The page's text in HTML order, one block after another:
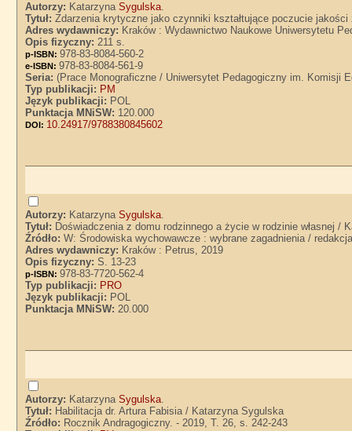
Autorzy: KatarzynaSygulska.
Tytuł:Zdarzenia krytyczne jako czynniki kształtujące poczucie
Adres wydawniczy: Kraków : Wydawnictwo Naukowe Uniwersytetu
Opis fizyczny:211 s.
p-ISBN:978-83-8084-560-2
e-ISBN:978-83-8084-561-9
Seria:(Prace Monograficzne / Uniwersytet Pedagogiczny im. Komisji
Typ publikacji: PM
Język publikacji: POL
Punktacja MNiSW: 120.000
DOI: 10.24917/9788380845602
Autorzy: KatarzynaSygulska.
Tytuł: Doświadczenia z domu rodzinnego a życie w rodzinie własnej /
Źródło:W: Środowiska wychowawcze : wybrane zagadnienia /
Adres wydawniczy: Kraków : Petrus, 2019
Opis fizyczny:S. 13-23
p-ISBN:978-83-7720-562-4
Typ publikacji: PRO
Język publikacji: POL
Punktacja MNiSW:20.000
Autorzy: KatarzynaSygulska.
Tytuł: Habilitacja dr. Artura Fabisia / Katarzyna Sygulska
Źródło: Rocznik Andragogiczny. - 2019, T. 26, s. 242-243